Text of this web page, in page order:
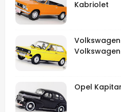
Kabriolet
Opel